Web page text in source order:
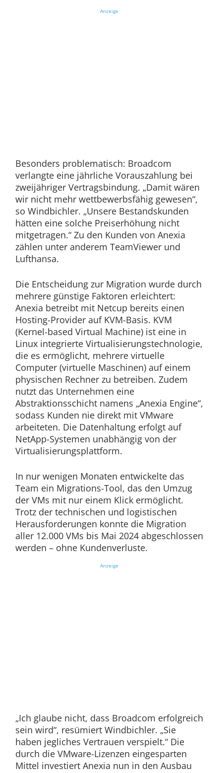
Anzeige
Besonders problematisch: Broadcom
verlangte eine jährliche Vorauszahlung bei
zweijähriger Vertragsbindung. „Damit wären
wir nicht mehr wettbewerbsfähig gewesen“,
so Windbichler. „Unsere Bestandskunden
hätten eine solche Preiserhöhung nicht
mitgetragen.“ Zu den Kunden von Anexia
zählen unter anderem TeamViewer und
Lufthansa.
Die Entscheidung zur Migration wurde durch
mehrere günstige Faktoren erleichtert:
Anexia betreibt mit Netcup bereits einen
Hosting-Provider auf KVM-Basis. KVM
(Kernel-based Virtual Machine) ist eine in
Linux integrierte Virtualisierungstechnologie,
die es ermöglicht, mehrere virtuelle
Computer (virtuelle Maschinen) auf einem
physischen Rechner zu betreiben. Zudem
nutzt das Unternehmen eine
Abstraktionsschicht namens „Anexia Engine“,
sodass Kunden nie direkt mit VMware
arbeiteten. Die Datenhaltung erfolgt auf
NetApp-Systemen unabhängig von der
Virtualisierungsplattform.
In nur wenigen Monaten entwickelte das
Team ein Migrations-Tool, das den Umzug
der VMs mit nur einem Klick ermöglicht.
Trotz der technischen und logistischen
Herausforderungen konnte die Migration
aller 12.000 VMs bis Mai 2024 abgeschlossen
werden – ohne Kundenverluste.
Anzeige
„Ich glaube nicht, dass Broadcom erfolgreich
sein wird“, resümiert Windbichler. „Sie
haben jegliches Vertrauen verspielt.“ Die
durch die VMware-Lizenzen eingesparten
Mittel investiert Anexia nun in den Ausbau